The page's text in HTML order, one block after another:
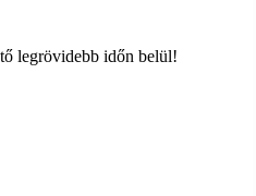
legrövidebb időn belül!